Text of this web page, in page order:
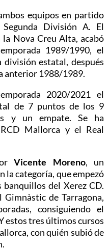
equipos en partido
División A. El
Nova Creu Alta, acabó
1989/1990, el
estatal, después
anterior 1988/1989.
2020/2021 el
de 7 puntos de los 9
y un empate. Se ha
Mallorca y el Real
Vicente Moreno, un
la categoría, que empezó
banquillos del XerezCD.
de Tarragona,
consiguiendo el
estos tres últimos cursos
con quién subió de